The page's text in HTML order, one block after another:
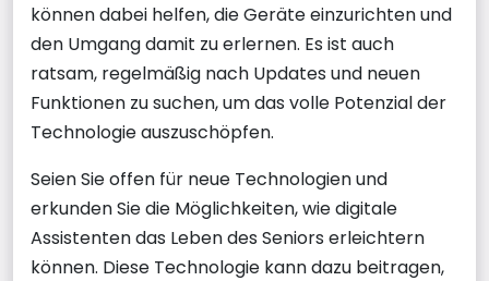
können dabei helfen, die Geräte einzurichten und
den Umgang damit zu erlernen. Es ist auch
ratsam, regelmäßig nach Updates und neuen
Funktionen zu suchen, um das volle Potenzial der
Technologie auszuschöpfen.
Seien Sie offen für neue Technologien und
erkunden Sie die Möglichkeiten, wie digitale
Assistenten das Leben des Seniors erleichtern
können. Diese Technologie kann dazu beitragen,